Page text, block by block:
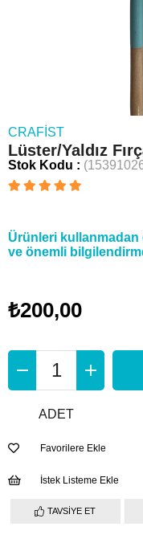
CRAFIST
Lüster/Yaldız
Stok Kodu
Ürünleri kullanmadan
ve önemli
₺200,00
ADET
Favorilere Ekle
İstek Listeme Ekle
TAVSIYE ET